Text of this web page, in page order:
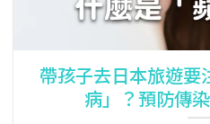
帶孩子去日本旅遊要
病」？預防傳